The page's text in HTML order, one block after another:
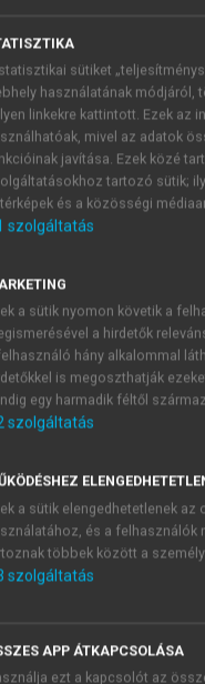
elindításához,
A regisztráció után a
FIÓKKAL
azonosítóval
sütiket
használatának módjáról,
linkekre kattintott. Ezek az
mivel az adatok
javítása. Ezek közé
tartozó sütik;
és a közösségi
szolgáltatás
a sütik nyomon követik a
a hirdetők
hány alkalommal
is megoszthatják
egy harmadik féltől
szolgáltatás
a sütik elengedhetetlenek
és a felhasználók
többek között a
szolgáltatás
APP ÁTKAPCSOLÁSA
ezt a kapcsolót az